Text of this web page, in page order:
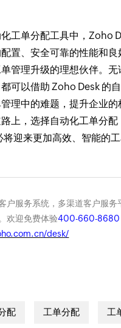
工单分配工具中，Zoho
置、安全可靠的性能和
管理升级的理想伙伴。
可以借助 Zoho Desk 的
理中的难题，提升企业
上，选择自动化工单分
迎来更加高效、智能的工
户服务系统，多渠道客户服务
欢迎免费体验400-660-8680
desk/
配 工单分配 工